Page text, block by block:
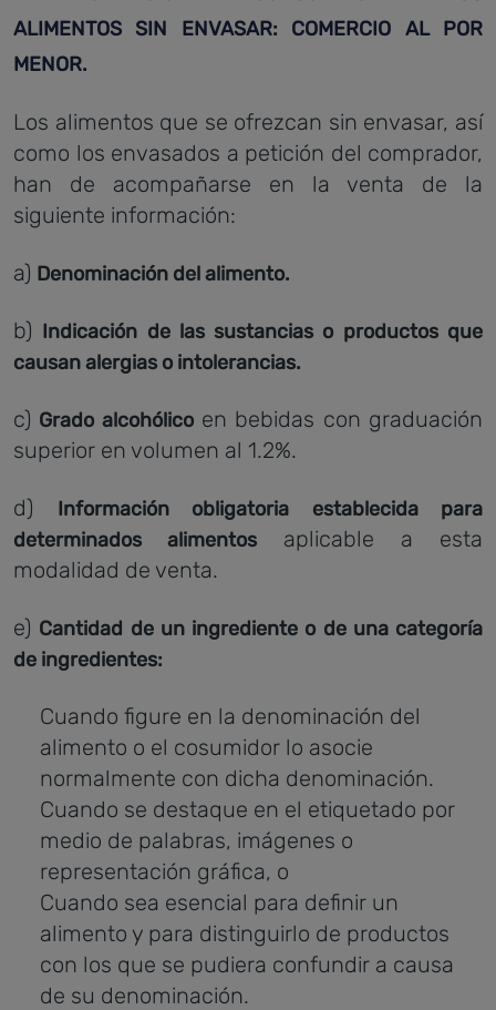
ALIMENTOS SIN ENVASAR: COMERCIO AL POR
MENOR.
Los alimentos que se ofrezcan sin envasar, así
como los envasados a petición del comprador,
han de acompañarse en la venta de la
siguiente información:
a) Denominación del alimento.
b) Indicación de las sustancias o productos que
causan alergias o intolerancias.
c) Grado alcohólicoen bebidas con graduación
superior en volumen al 1.2%.
d)
Información obligatoria establecida para
determinados alimentos aplicable a esta
modalidad de venta.
e) Cantidad de un ingrediente o de una categoría
de ingredientes:
Cuando figure en la denominación del
alimento o el cosumidor lo asocie
normalmente con dicha denominación.
Cuando se destaque en el etiquetado por
medio de palabras, imágenes o
representación gráfica, o
Cuando sea esencial para definir un
alimento y para distinguirlo de productos
con los que se pudiera confundir a causa
de su denominación.